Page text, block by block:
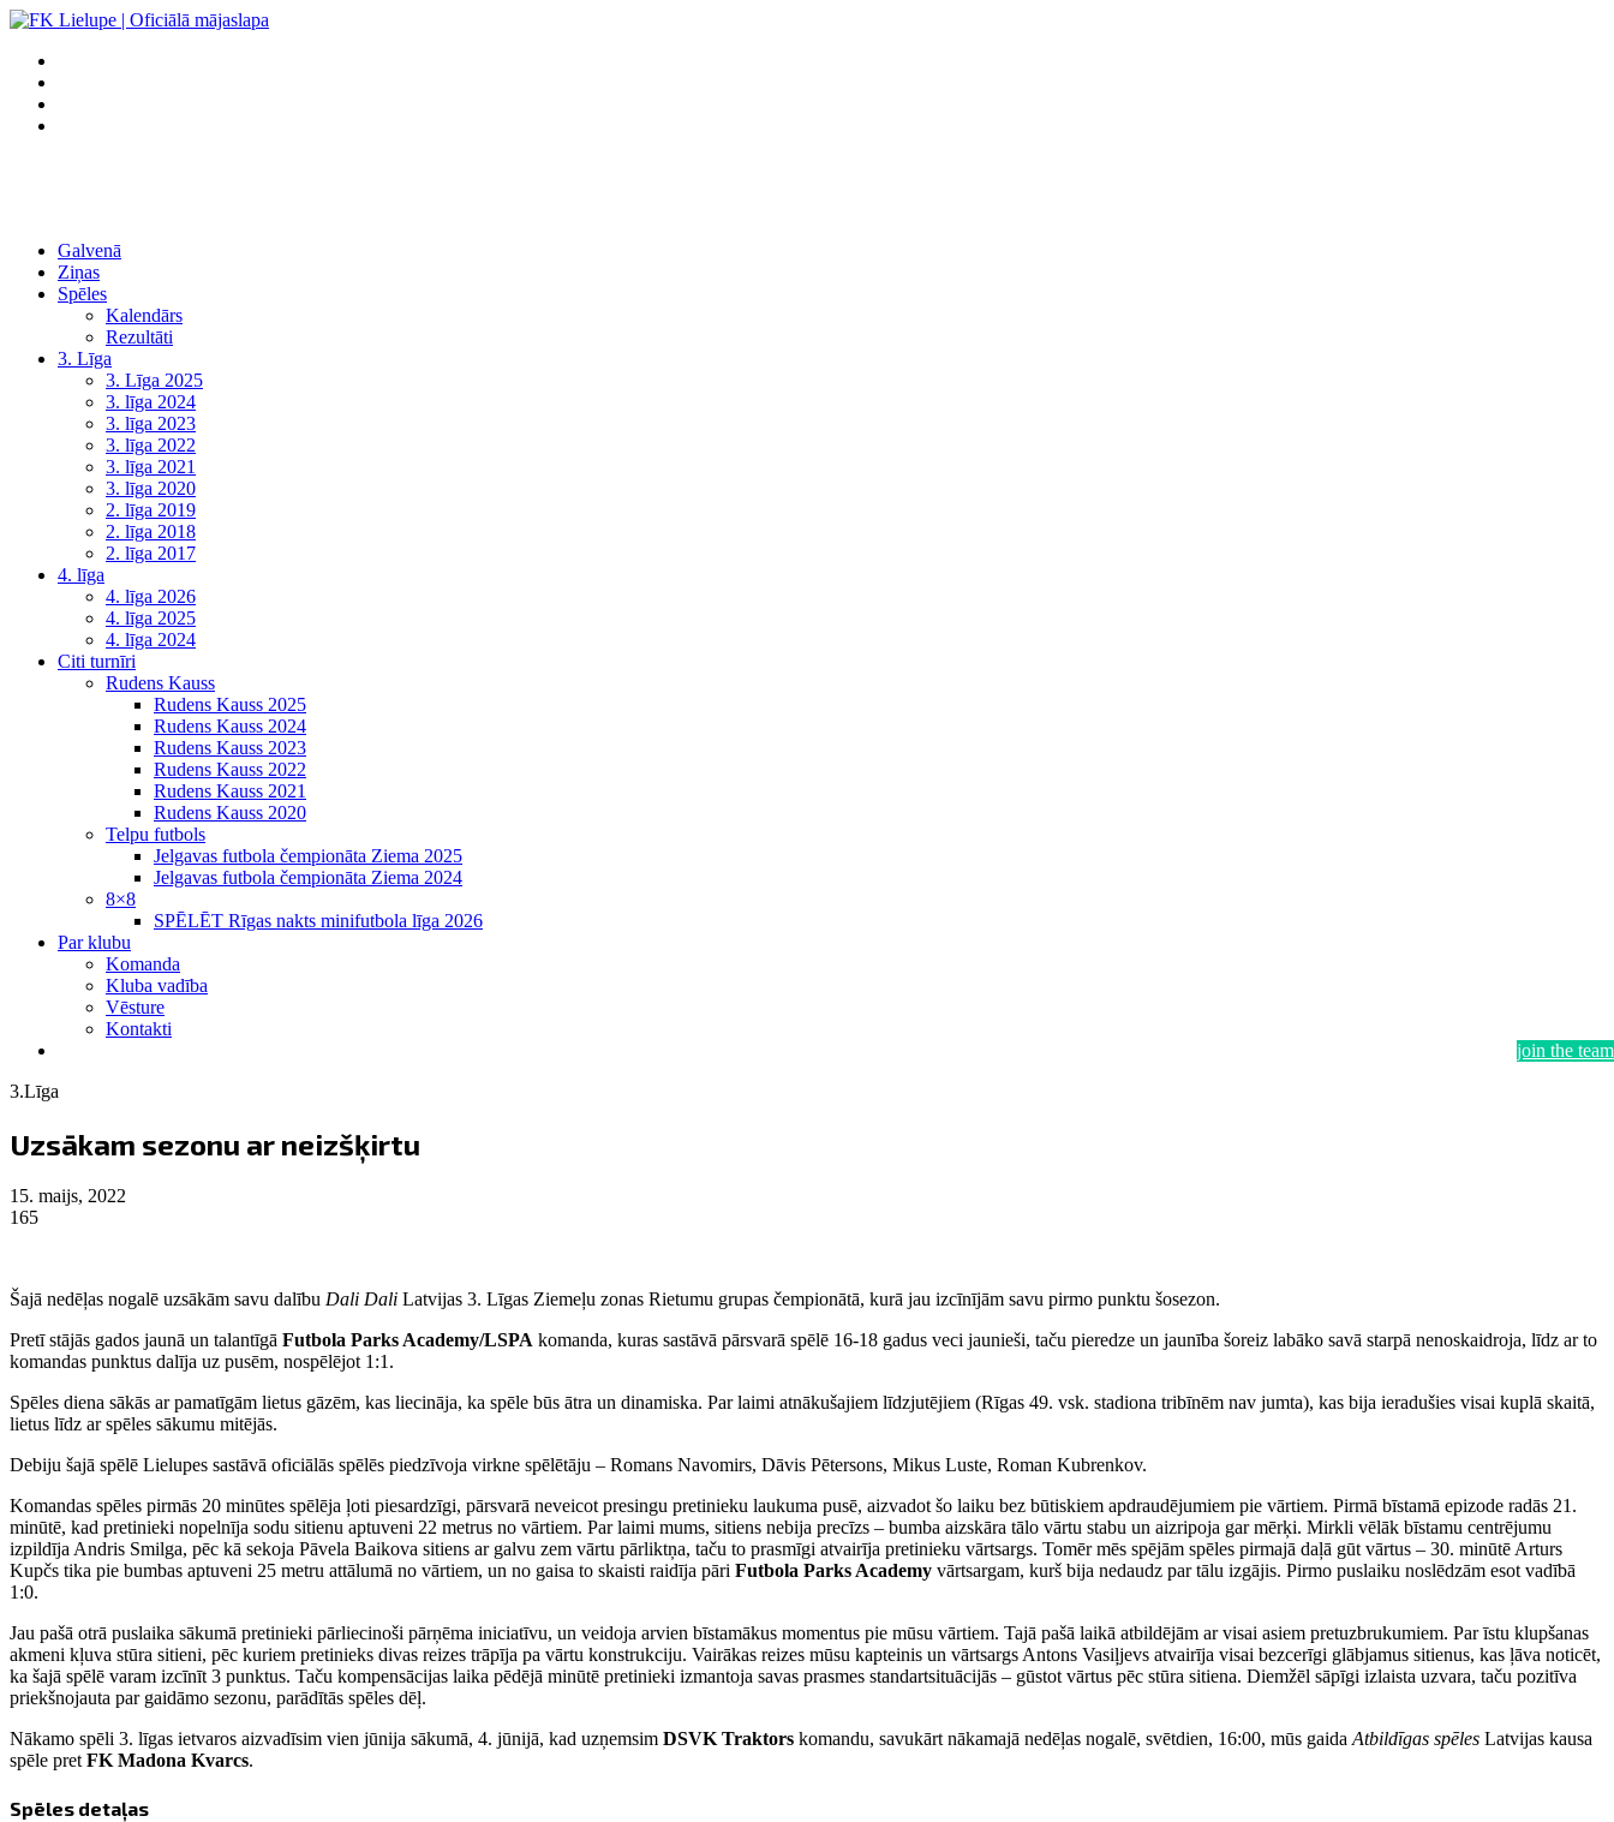
Galvenā
Ziņas
Spēles
Kalendārs
Rezultāti
3. Līga
3. Līga 2025
3. līga 2024
3. līga 2023
3. līga 2022
3. līga 2021
3. līga 2020
2. līga 2019
2. līga 2018
2. līga 2017
4. līga
4. līga 2026
4. līga 2025
4. līga 2024
Citi turnīri
Rudens Kauss
Rudens Kauss 2025
Rudens Kauss 2024
Rudens Kauss 2023
Rudens Kauss 2022
Rudens Kauss 2021
Rudens Kauss 2020
Telpu futbols
Jelgavas futbola čempionāta Ziema 2025
Jelgavas futbola čempionāta Ziema 2024
8×8
SPĒLĒT Rīgas nakts minifutbola līga 2026
Par klubu
Komanda
Kluba vadība
Vēsture
Kontakti
join the team
3.Līga
Uzsākam sezonu ar neizšķirtu
15. maijs, 2022
165
Šajā nedēļas nogalē uzsākām savu dalību Dali Dali Latvijas 3. Līgas Ziemeļu zonas Rietumu grupas čempionātā, kurā jau izcīnījām savu pirmo punktu šosezon.
Pretī stājās gados jaunā un talantīgā Futbola Parks Academy/LSPA komanda, kuras sastāvā pārsvarā spēlē 16-18 gadus veci jaunieši, taču pieredze un jaunība šoreiz labāko savā starpā nenoskaidroja, līdz ar to
komandas punktus dalīja uz pusēm, nospēlējot 1:1.
Spēles diena sākās ar pamatīgām lietus gāzēm, kas liecināja, ka spēle būs ātra un dinamiska. Par laimi atnākušajiem līdzjutējiem (Rīgas 49. vsk. stadiona tribīnēm nav jumta), kas bija ieradušies visai kuplā skaitā,
lietus līdz ar spēles sākumu mitējās.
Debiju šajā spēlē Lielupes sastāvā oficiālās spēlēs piedzīvoja virkne spēlētāju – Romans Navomirs, Dāvis Pētersons, Mikus Luste, Roman Kubrenkov.
Komandas spēles pirmās 20 minūtes spēlēja ļoti piesardzīgi, pārsvarā neveicot presingu pretinieku laukuma pusē, aizvadot šo laiku bez būtiskiem apdraudējumiem pie vārtiem. Pirmā bīstamā epizode radās 21.
minūtē, kad pretinieki nopelnīja sodu sitienu aptuveni 22 metrus no vārtiem. Par laimi mums, sitiens nebija precīzs – bumba aizskāra tālo vārtu stabu un aizripoja gar mērķi. Mirkli vēlāk bīstamu centrējumu
izpildīja Andris Smilga, pēc kā sekoja Pāvela Baikova sitiens ar galvu zem vārtu pārliktņa, taču to prasmīgi atvairīja pretinieku vārtsargs. Tomēr mēs spējām spēles pirmajā daļā gūt vārtus – 30. minūtē Arturs
Kupčs tika pie bumbas aptuveni 25 metru attālumā no vārtiem, un no gaisa to skaisti raidīja pāri Futbola Parks Academy vārtsargam, kurš bija nedaudz par tālu izgājis. Pirmo puslaiku noslēdzām esot vadībā
1:0.
Jau pašā otrā puslaika sākumā pretinieki pārliecinoši pārņēma iniciatīvu, un veidoja arvien bīstamākus momentus pie mūsu vārtiem. Tajā pašā laikā atbildējām ar visai asiem pretuzbrukumiem. Par īstu klupšanas
akmeni kļuva stūra sitieni, pēc kuriem pretinieks divas reizes trāpīja pa vārtu konstrukciju. Vairākas reizes mūsu kapteinis un vārtsargs Antons Vasiļjevs atvairīja visai bezcerīgi glābjamus sitienus, kas ļāva noticēt,
ka šajā spēlē varam izcīnīt 3 punktus. Taču kompensācijas laika pēdējā minūtē pretinieki izmantoja savas prasmes standartsituācijās – gūstot vārtus pēc stūra sitiena. Diemžēl sāpīgi izlaista uzvara, taču pozitīva
priekšnojauta par gaidāmo sezonu, parādītās spēles dēļ.
Nākamo spēli 3. līgas ietvaros aizvadīsim vien jūnija sākumā, 4. jūnijā, kad uzņemsim DSVK Traktors komandu, savukārt nākamajā nedēļas nogalē, svētdien, 16:00, mūs gaida Atbildīgas spēles Latvijas kausa
spēle pret FK Madona Kvarcs.
Spēles detaļas